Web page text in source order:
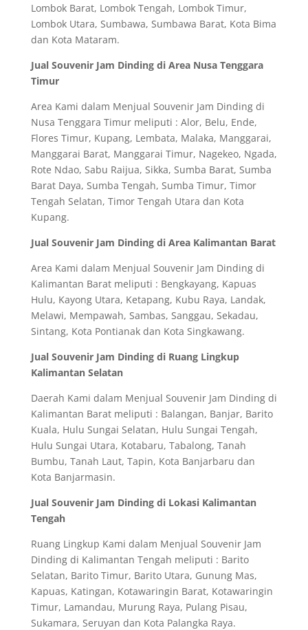
Lombok Barat, Lombok Tengah, Lombok Timur,
Lombok Utara, Sumbawa, Sumbawa Barat, Kota Bima
dan Kota Mataram.
Jual Souvenir Jam Dinding di Area Nusa Tenggara
Timur
Area Kami dalam Menjual Souvenir Jam Dinding di
Nusa Tenggara Timur meliputi : Alor, Belu, Ende,
Flores Timur, Kupang, Lembata, Malaka, Manggarai,
Manggarai Barat, Manggarai Timur, Nagekeo, Ngada,
Rote Ndao, Sabu Raijua, Sikka, Sumba Barat, Sumba
Barat Daya, Sumba Tengah, Sumba Timur, Timor
Tengah Selatan, Timor Tengah Utara dan Kota
Kupang.
Jual Souvenir Jam Dinding di Area Kalimantan Barat
Area Kami dalam Menjual Souvenir Jam Dinding di
Kalimantan Barat meliputi : Bengkayang, Kapuas
Hulu, Kayong Utara, Ketapang, Kubu Raya, Landak,
Melawi, Mempawah, Sambas, Sanggau, Sekadau,
Sintang, Kota Pontianak dan Kota Singkawang.
Jual Souvenir Jam Dinding di Ruang Lingkup
Kalimantan Selatan
Daerah Kami dalam Menjual Souvenir Jam Dinding di
Kalimantan Barat meliputi : Balangan, Banjar, Barito
Kuala, Hulu Sungai Selatan, Hulu Sungai Tengah,
Hulu Sungai Utara, Kotabaru, Tabalong, Tanah
Bumbu, Tanah Laut, Tapin, Kota Banjarbaru dan
Kota Banjarmasin.
Jual Souvenir Jam Dinding di Lokasi Kalimantan
Tengah
Ruang Lingkup Kami dalam Menjual Souvenir Jam
Dinding di Kalimantan Tengah meliputi : Barito
Selatan, Barito Timur, Barito Utara, Gunung Mas,
Kapuas, Katingan, Kotawaringin Barat, Kotawaringin
Timur, Lamandau, Murung Raya, Pulang Pisau,
Sukamara, Seruyan dan Kota Palangka Raya.